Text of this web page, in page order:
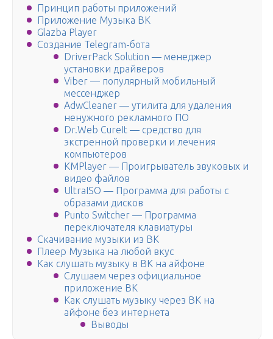
Принцип работы приложений
Приложение Музыка ВК
Glazba Player
Создание Telegram-бота
DriverPack Solution — менеджер
установки драйверов
Viber — популярный мобильный
мессенджер
AdwCleaner — утилита для удаления
ненужного рекламного ПО
Dr.Web CureIt — средство для
экстренной проверки и лечения
компьютеров
KMPlayer — Проигрыватель звуковых и
видео файлов
UltraISO — Программа для работы с
образами дисков
Punto Switcher — Программа
переключателя клавиатуры
Скачивание музыки из ВК
Плеер Музыка на любой вкус
Как слушать музыку в ВК на айфоне
Слушаем через официальное
приложение ВК
Как слушать музыку через ВК на
айфоне без интернета
Выводы